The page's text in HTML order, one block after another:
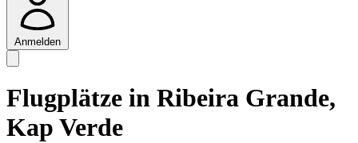
Anmelden
Flugplätze in Ribeira Grande,
Kap Verde